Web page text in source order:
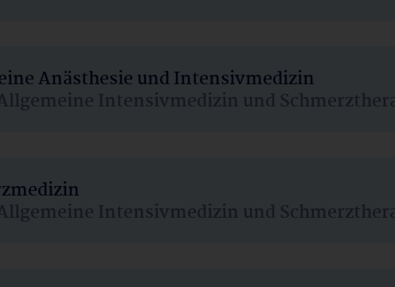
Anästhesie und Intensivmedizin
Intensivmedizin und
Intensivmedizin und